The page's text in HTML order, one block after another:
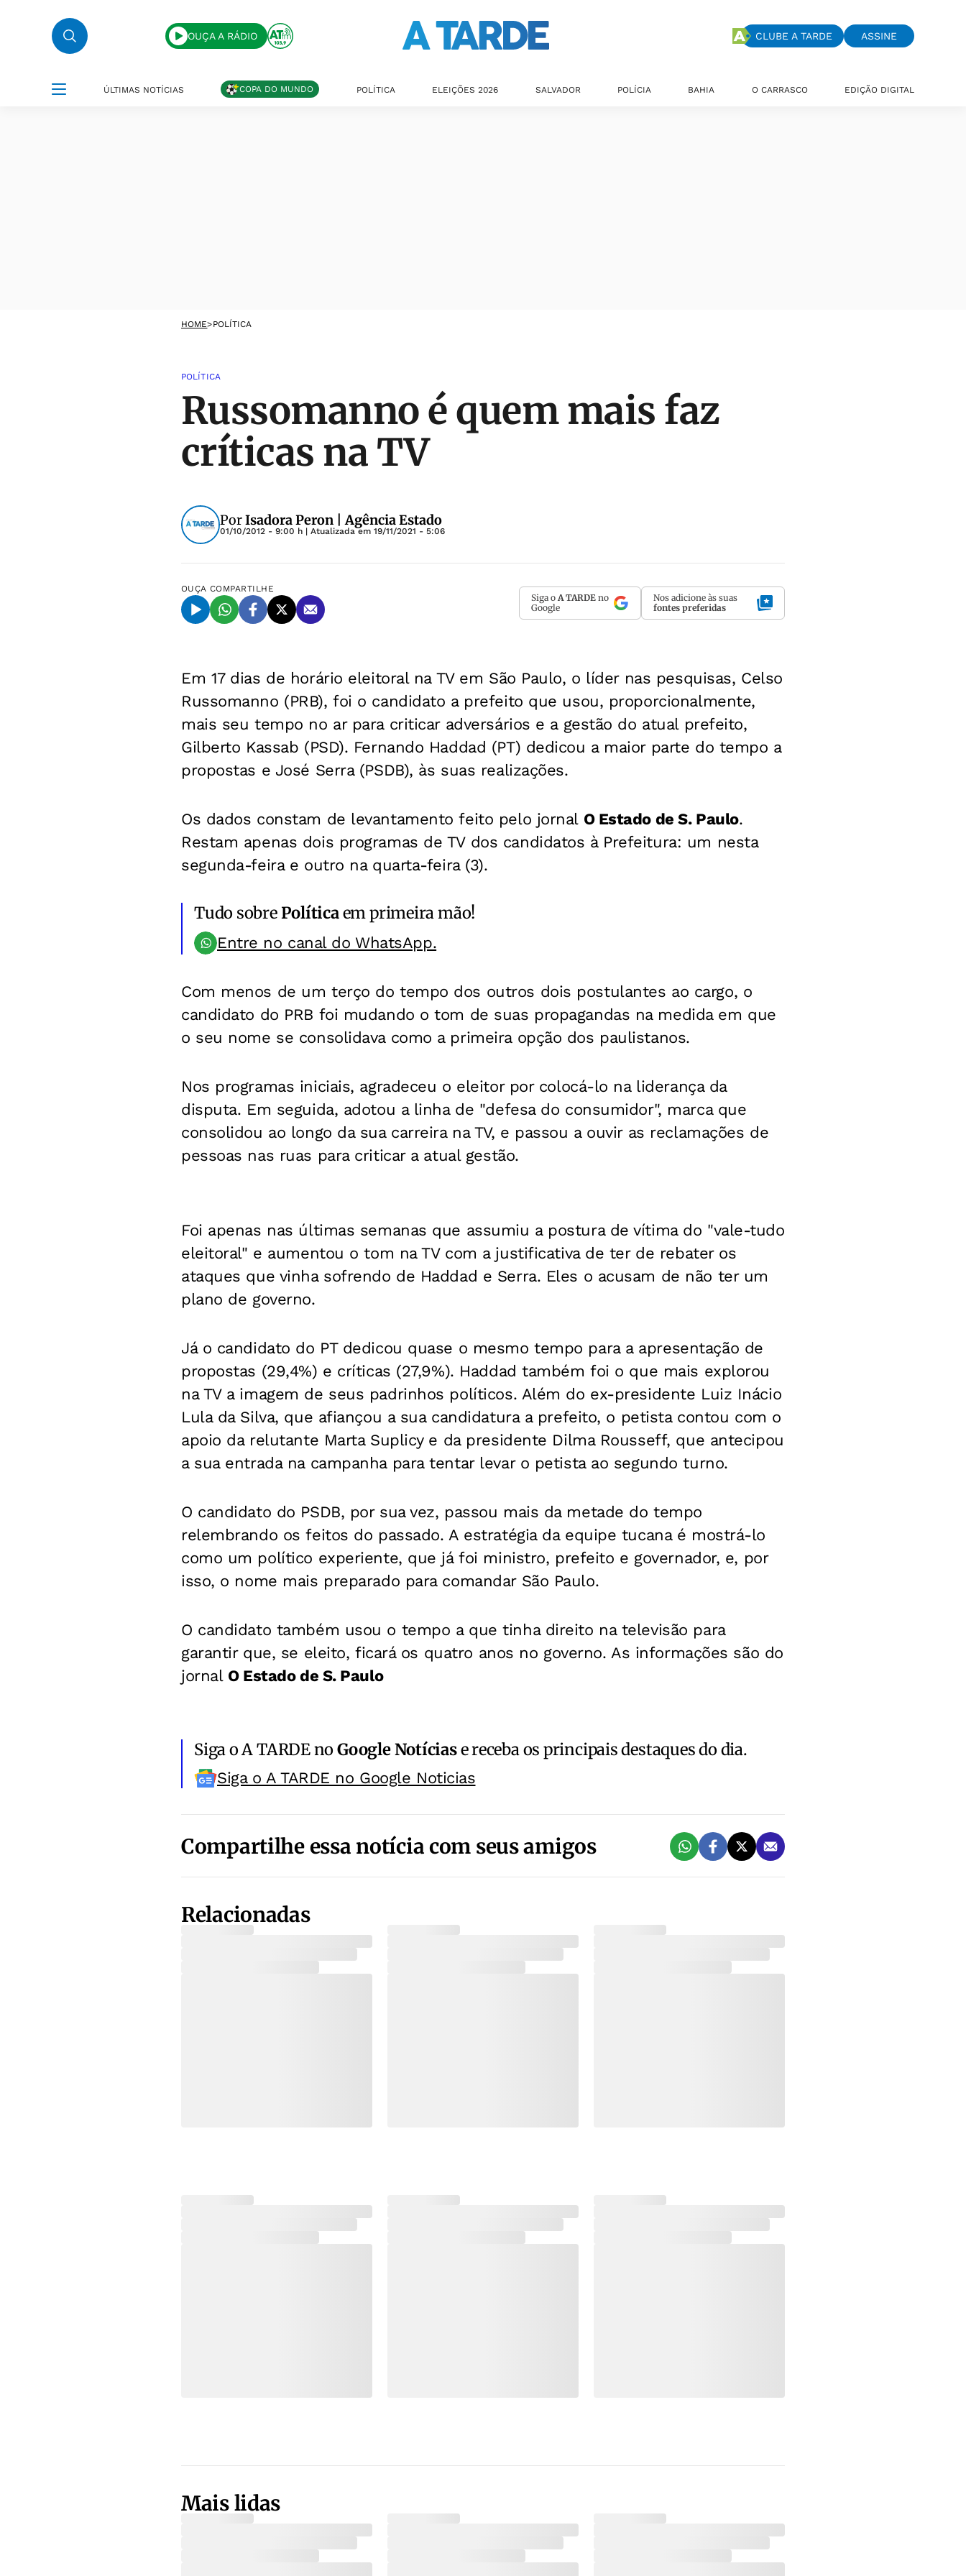
OUÇA A RÁDIO CLUBE A TARDE ASSINE
ÚLTIMAS NOTÍCIAS COPA DO MUNDO POLÍTICA ELEIÇÕES 2026 SALVADOR POLÍCIA BAHIA O CARRASCO EDIÇÃO DIGITAL
HOME>POLÍTICA
POLÍTICA
Russomanno é quem mais faz
críticas na TV
PorIsadora Peron | Agência Estado
01/10/2012 - 9:00 h | Atualizada em 19/11/2021 - 5:06
OUÇA COMPARTILHE
Siga o A TARDE no
Google
Nos adicione às suas
fontes preferidas
Em 17 dias de horário eleitoral na TV em São Paulo, o líder nas pesquisas, Celso
Russomanno (PRB), foi o candidato a prefeito que usou, proporcionalmente,
mais seu tempo no ar para criticar adversários e a gestão do atual prefeito,
Gilberto Kassab (PSD). Fernando Haddad (PT) dedicou a maior parte do tempo a
propostas e José Serra (PSDB), às suas realizações.
Os dados constam de levantamento feito pelo jornal O Estado de S. Paulo.
Restam apenas dois programas de TV dos candidatos à Prefeitura: um nesta
segunda-feira e outro na quarta-feira (3).
Tudo sobrePolíticaem primeira mão!
Entre no canal do WhatsApp.
Com menos de um terço do tempo dos outros dois postulantes ao cargo, o
candidato do PRB foi mudando o tom de suas propagandas na medida em que
o seu nome se consolidava como a primeira opção dos paulistanos.
Nos programas iniciais, agradeceu o eleitor por colocá-lo na liderança da
disputa. Em seguida, adotou a linha de "defesa do consumidor", marca que
consolidou ao longo da sua carreira na TV, e passou a ouvir as reclamações de
pessoas nas ruas para criticar a atual gestão.
Foi apenas nas últimas semanas que assumiu a postura de vítima do "vale-tudo
eleitoral" e aumentou o tom na TV com a justificativa de ter de rebater os
ataques que vinha sofrendo de Haddad e Serra. Eles o acusam de não ter um
plano de governo.
Já o candidato do PT dedicou quase o mesmo tempo para a apresentação de
propostas (29,4%) e críticas (27,9%). Haddad também foi o que mais explorou
na TV a imagem de seus padrinhos políticos. Além do ex-presidente Luiz Inácio
Lula da Silva, que afiançou a sua candidatura a prefeito, o petista contou com o
apoio da relutante Marta Suplicy e da presidente Dilma Rousseff, que antecipou
a sua entrada na campanha para tentar levar o petista ao segundo turno.
O candidato do PSDB, por sua vez, passou mais da metade do tempo
relembrando os feitos do passado. A estratégia da equipe tucana é mostrá-lo
como um político experiente, que já foi ministro, prefeito e governador, e, por
isso, o nome mais preparado para comandar São Paulo.
O candidato também usou o tempo a que tinha direito na televisão para
garantir que, se eleito, ficará os quatro anos no governo.As informações são do
jornal O Estado de S. Paulo
Siga o A TARDE noGoogle Notíciase receba os principais destaques do dia.
Siga o A TARDE no Google Noticias
Compartilhe essa notícia com seus amigos
Relacionadas
Mais lidas